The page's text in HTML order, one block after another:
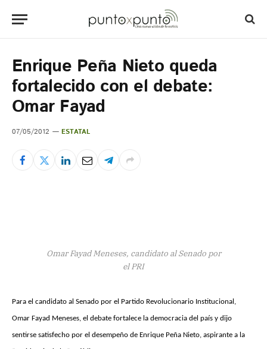
Enrique Peña Nieto queda
fortalecido con el debate:
Omar Fayad
07/05/2012 ESTATAL
Omar Fayad Meneses, candidato al Senado por
el PRI
Para el candidato al Senado por el Partido Revolucionario Institucional,
Omar Fayad Meneses, el debate fortalece la democracia del país y dijo
sentirse satisfecho por el desempeño de Enrique Peña Nieto, aspirante a la